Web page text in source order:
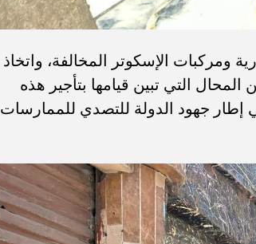
ومركبات الإسكوتر المخالفة، واتخاذ
المحال التي تبين قيامها بتأجير هذه
إطار جهود الدولة للتصدي للممارسات